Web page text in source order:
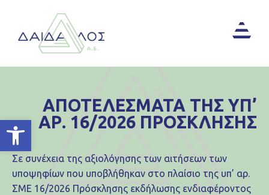
Ανοίξτε τη γραμμή εργαλείων
Σε συνέχεια της αξιολόγησης των αιτήσεων των
υποψηφίων που υποβλήθηκαν στο πλαίσιο της υπ’ αρ.
ΣΜΕ 16/2026 Πρόσκλησης εκδήλωσης ενδιαφέροντος
ΑΠΟΤΕΛΕΣΜΑΤΑ ΤΗΣ ΥΠ’
ΑΡ. 16/2026 ΠΡΟΣΚΛΗΣΗΣ